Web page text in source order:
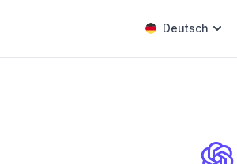
Deutsch